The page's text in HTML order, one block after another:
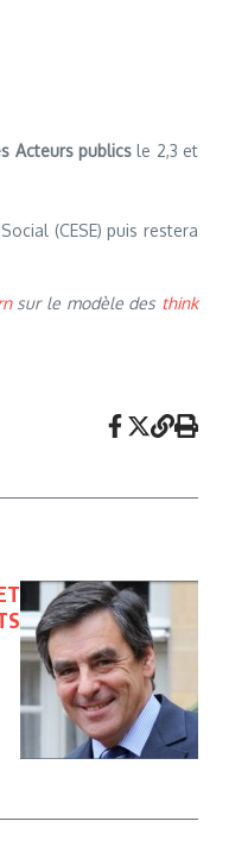
Acteurs publicsle 2,3 et
(CESE) puis restera
sur le modèle des think